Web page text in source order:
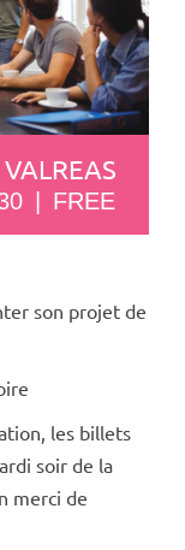
FREE
son projet de
les billets
soir de la
merci de